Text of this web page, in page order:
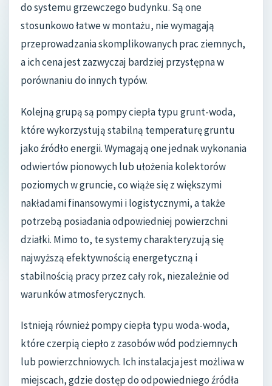
do systemu grzewczego budynku. Są one
stosunkowo łatwe w montażu, nie wymagają
przeprowadzania skomplikowanych prac ziemnych,
a ich cena jest zazwyczaj bardziej przystępna w
porównaniu do innych typów.
Kolejną grupą są pompy ciepła typu grunt-woda,
które wykorzystują stabilną temperaturę gruntu
jako źródło energii. Wymagają one jednak wykonania
odwiertów pionowych lub ułożenia kolektorów
poziomych w gruncie, co wiąże się z większymi
nakładami finansowymi i logistycznymi, a także
potrzebą posiadania odpowiedniej powierzchni
działki. Mimo to, te systemy charakteryzują się
najwyższą efektywnością energetyczną i
stabilnością pracy przez cały rok, niezależnie od
warunków atmosferycznych.
Istnieją również pompy ciepła typu woda-woda,
które czerpią ciepło z zasobów wód podziemnych
lub powierzchniowych. Ich instalacja jest możliwa w
miejscach, gdzie dostęp do odpowiedniego źródła